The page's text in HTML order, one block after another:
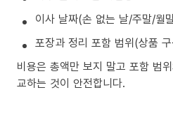
이사 날짜(손 없는 날/주말/월
포장과 정리 포함 범위(상품
비용은 총액만 보지 말고 포함 범
교하는 것이 안전합니다.